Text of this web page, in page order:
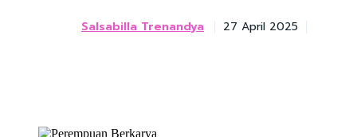
Salsabilla Trenandya 27 April 2025